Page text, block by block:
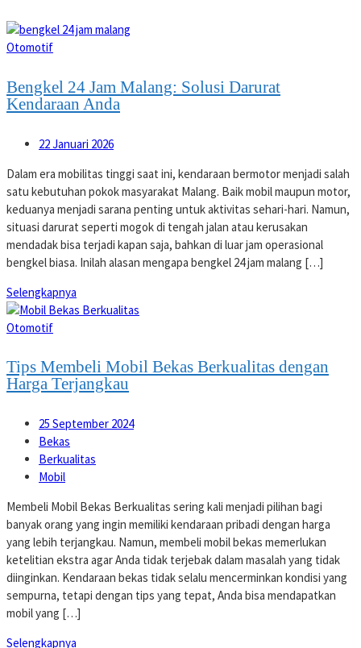
Otomotif
Bengkel 24 Jam Malang: Solusi Darurat
Kendaraan Anda
22 Januari 2026
Dalam era mobilitas tinggi saat ini, kendaraan bermotor menjadi salah
satu kebutuhan pokok masyarakat Malang. Baik mobil maupun motor,
keduanya menjadi sarana penting untuk aktivitas sehari-hari. Namun,
situasi darurat seperti mogok di tengah jalan atau kerusakan
mendadak bisa terjadi kapan saja, bahkan di luar jam operasional
bengkel biasa. Inilah alasan mengapa bengkel 24 jam malang […]
Selengkapnya
Otomotif
Tips Membeli Mobil Bekas Berkualitas dengan
Harga Terjangkau
25 September 2024
Bekas
Berkualitas
Mobil
Membeli Mobil Bekas Berkualitas sering kali menjadi pilihan bagi
banyak orang yang ingin memiliki kendaraan pribadi dengan harga
yang lebih terjangkau. Namun, membeli mobil bekas memerlukan
ketelitian ekstra agar Anda tidak terjebak dalam masalah yang tidak
diinginkan. Kendaraan bekas tidak selalu mencerminkan kondisi yang
sempurna, tetapi dengan tips yang tepat, Anda bisa mendapatkan
mobil yang […]
Selengkapnya